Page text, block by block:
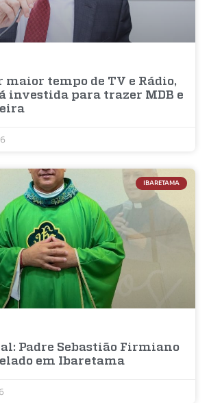
maior tempo de TV e Rádio,
investida para trazer MDB e
IBARETAMA
Padre Sebastião Firmiano
em Ibaretama